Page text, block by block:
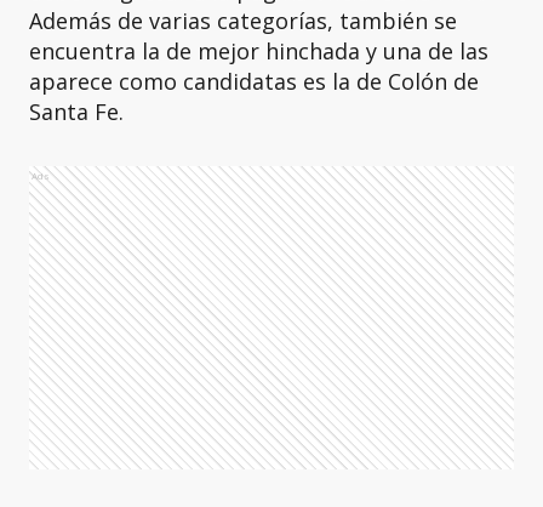
Además de varias categorías, también se
encuentra la de mejor hinchada y una de las
aparece como candidatas es la de Colón de
Santa Fe.
Ads